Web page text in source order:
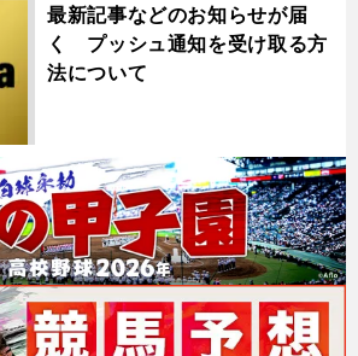
最新記事などのお知らせが届
く プッシュ通知を受け取る方
法について